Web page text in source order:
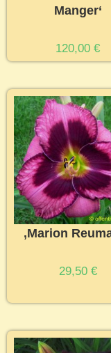
Manger‘
120,00 €
‚Marion
29,50 €